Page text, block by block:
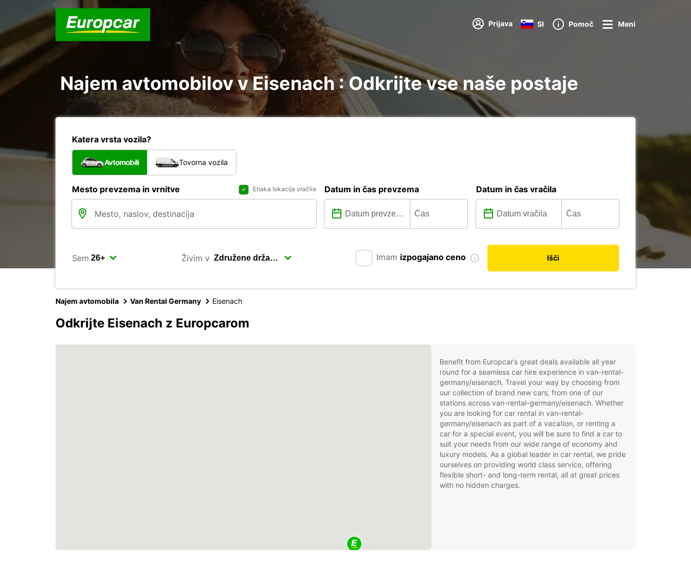
Prijava SI Pomoč Meni
Najem avtomobilov v Eisenach : Odkrijte vse naše postaje
Katera vrsta vozila?
Avtomobili Tovorna vozila
Mesto prevzema in vrnitve Enaka lokacija vračila Datum in čas prevzema Datum in čas vračila
Sem Živim v Imam izpogajano ceno Išči
Najem avtomobila Van Rental Germany Eisenach
Odkrijte Eisenach z Europcarom
Benefit from Europcar’s great deals available all year
round for a seamless car hire experience in van-rental-
germany/eisenach. Travel your way by choosing from
our collection of brand new cars, from one of our
stations across van-rental-germany/eisenach. Whether
you are looking for car rental in van-rental-
germany/eisenach as part of a vacation, or renting a
car for a special event, you will be sure to find a car to
suit your needs from our wide range of economy and
luxury models. As a global leader in car rental, we pride
ourselves on providing world class service, offering
flexible short- and long-term rental, all at great prices
with no hidden charges.